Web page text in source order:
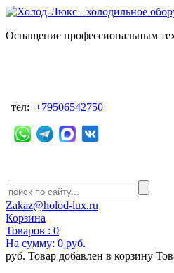
Оснащение профессиональным
тел: +79506542750
Zakaz@holod-lux.ru
Корзина
Товаров : 0
На сумму: 0 руб.
руб. Товар добавлен в корзину